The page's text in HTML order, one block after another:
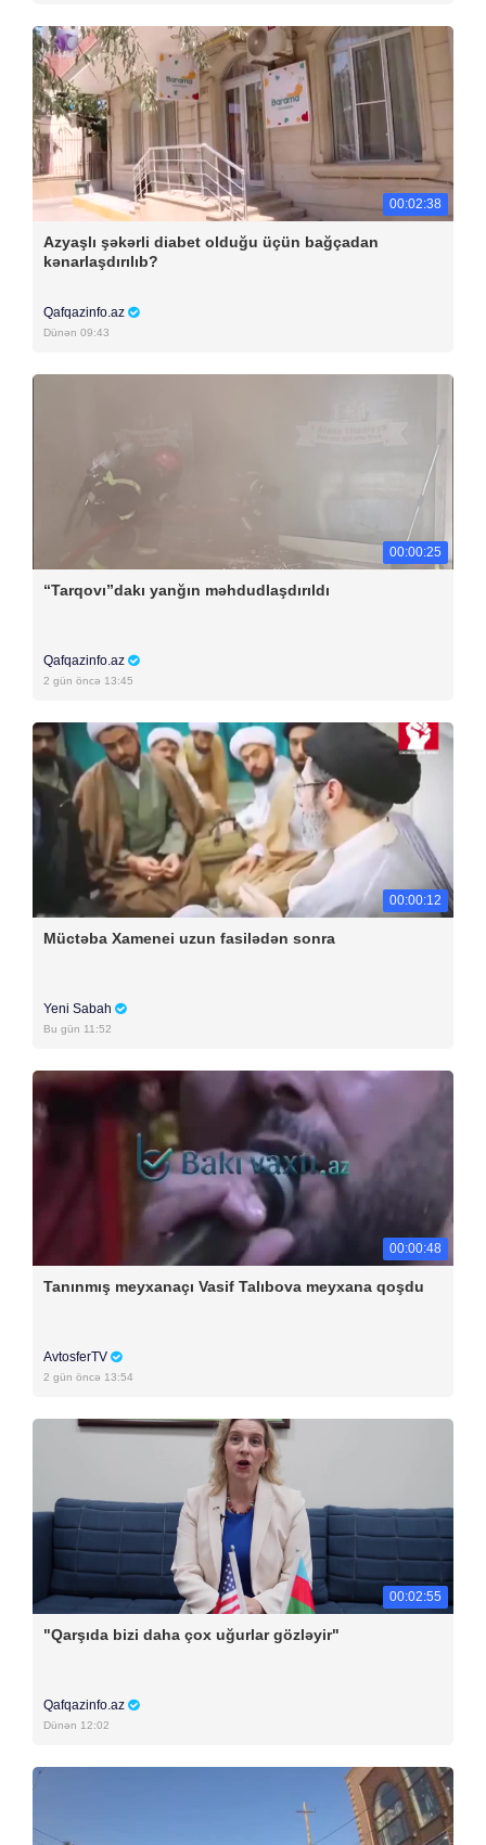
00:02:38
Azyaşlı şəkərli diabet olduğu üçün bağçadan
kənarlaşdırılıb?
Qafqazinfo.az
Dünən 09:43
00:00:25
“Tarqovı”dakı yanğın məhdudlaşdırıldı
Qafqazinfo.az
2 gün öncə 13:45
00:00:12
Müctəba Xamenei uzun fasilədən sonra
Yeni Sabah
Bu gün 11:52
00:00:48
Tanınmış meyxanaçı Vasif Talıbova meyxana qoşdu
AvtosferTV
2 gün öncə 13:54
00:02:55
"Qarşıda bizi daha çox uğurlar gözləyir"
Qafqazinfo.az
Dünən 12:02